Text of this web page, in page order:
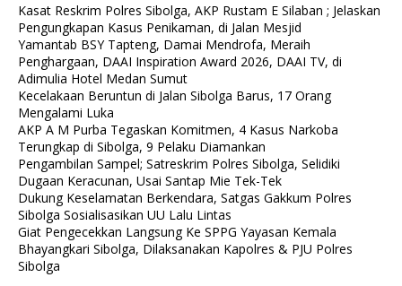
Kasat Reskrim Polres Sibolga, AKP Rustam E Silaban ; Jelaskan
Pengungkapan Kasus Penikaman, di Jalan Mesjid
Yamantab BSY Tapteng, Damai Mendrofa, Meraih
Penghargaan, DAAI Inspiration Award 2026, DAAI TV, di
Adimulia Hotel Medan Sumut
Kecelakaan Beruntun di Jalan Sibolga Barus, 17 Orang
Mengalami Luka
AKP A M Purba Tegaskan Komitmen, 4 Kasus Narkoba
Terungkap di Sibolga, 9 Pelaku Diamankan
Pengambilan Sampel; Satreskrim Polres Sibolga, Selidiki
Dugaan Keracunan, Usai Santap Mie Tek-Tek
Dukung Keselamatan Berkendara, Satgas Gakkum Polres
Sibolga Sosialisasikan UU Lalu Lintas
Giat Pengecekkan Langsung Ke SPPG Yayasan Kemala
Bhayangkari Sibolga, Dilaksanakan Kapolres & PJU Polres
Sibolga